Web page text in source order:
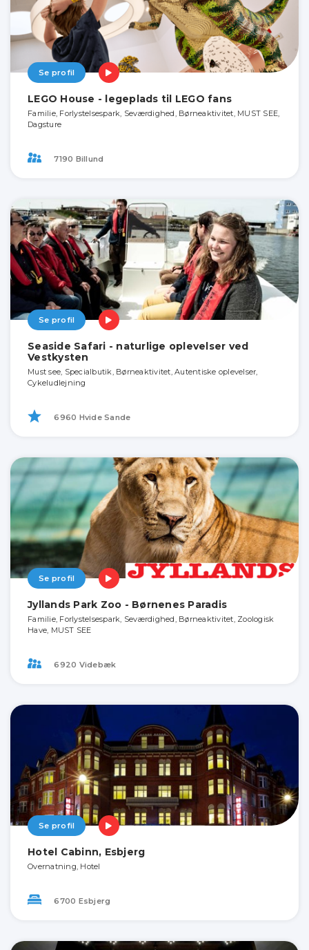
Se profil
LEGO House - legeplads til LEGO fans
Familie, Forlystelsespark, Seværdighed, Børneaktivitet, MUST SEE,
Dagsture
7190 Billund
Se profil
Seaside Safari - naturlige oplevelser ved
Vestkysten
Must see, Specialbutik, Børneaktivitet, Autentiske oplevelser,
Cykeludlejning
6960 Hvide Sande
Se profil
Jyllands Park Zoo - Børnenes Paradis
Familie, Forlystelsespark, Seværdighed, Børneaktivitet, Zoologisk
Have, MUST SEE
6920 Videbæk
Se profil
Hotel Cabinn, Esbjerg
Overnatning, Hotel
6700 Esbjerg